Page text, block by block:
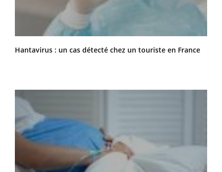
Hantavirus : un cas détecté chez un touriste en France